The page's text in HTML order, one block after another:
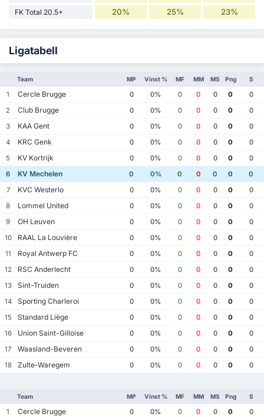
FK Total 20.5+ 20% 25% 23%
Ligatabell
Team MP Vinst % MF MM MS Png S
1 Cercle Brugge 0 0% 0 0 0 0
0
2
Club Brugge 0 0% 0 0 0 0
0
3
KAA Gent 0 0% 0 0 0 0
0
4
KRC Genk 0 0% 0 0 0 0
0
5
KV Kortrijk 0 0% 0 0 0 0
0
6
KV Mechelen 0 0% 0 0 0 0
0
7
KVC Westerlo 0 0% 0 0 0 0
0
8
Lommel United 0 0% 0 0 0 0
0
9
OH Leuven 0 0% 0 0 0 0
0
10
RAAL La Louvière 0 0% 0 0 0 0
0
11
Royal Antwerp FC 0 0% 0 0 0 0
0
12
RSC Anderlecht 0 0% 0 0 0 0
0
13
Sint-Truiden 0 0% 0 0 0 0
0
14
Sporting Charleroi 0 0% 0 0 0 0
0
15
Standard Liège 0 0% 0 0 0 0
0
16
Union Saint-Gilloise 0 0% 0 0 0 0
0
17
Waasland-Beveren 0 0% 0 0 0 0
0
18
Zulte-Waregem 0 0% 0 0 0 0 0
Team MP Vinst % MF MM MS Png S
1 Cercle Brugge 0 0% 0 0 0 0
0